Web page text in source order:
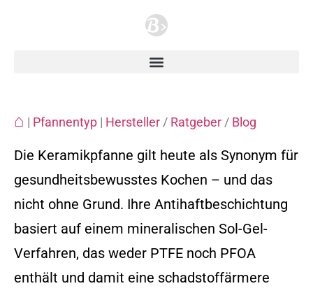
⌂ | Pfannentyp | Hersteller / Ratgeber / Blog
Die Keramikpfanne gilt heute als Synonym für
gesundheitsbewusstes Kochen – und das
nicht ohne Grund. Ihre Antihaftbeschichtung
basiert auf einem mineralischen Sol-Gel-
Verfahren, das weder PTFE noch PFOA
enthält und damit eine schadstoffärmere